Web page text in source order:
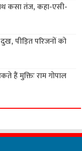
कसा तंज, कहा-एसी-
पीड़ित परिजनों को
हैं मुक्तिः राम गोपाल